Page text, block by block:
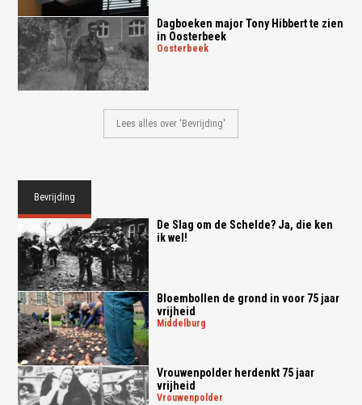
Dagboeken major Tony Hibbert te zien
in Oosterbeek
oosterbeek
Lees alles over 'Bevrijding'
Bevrijding
De Slag om de Schelde? Ja, die ken
ik wel!
Bloembollen de grond in voor 75 jaar
vrijheid
middelburg
Vrouwenpolder herdenkt 75 jaar
vrijheid
vrouwenpolder